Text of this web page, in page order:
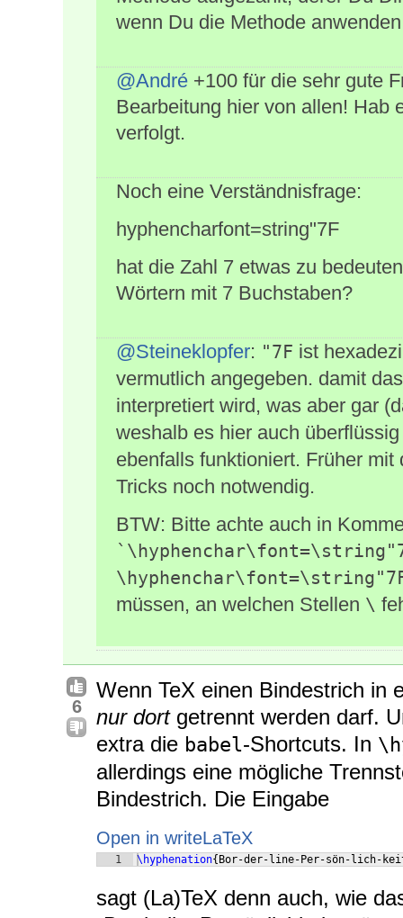
wenn Du die Methode
@André +100 für die sehr gute
Bearbeitung hier von allen! Hab
verfolgt.
Noch eine Verständnisfrage:
hyphencharfont=string"7F
hat die Zahl 7 etwas zu
Wörtern mit 7 Buchstaben?
@Steineklopfer: "7F ist
vermutlich angegeben. damit
interpretiert wird, was aber gar
weshalb es hier auch
ebenfalls funktioniert. Früher
Tricks noch notwendig.
BTW: Bitte achte auch in
müssen, an welchen Stellen \
6
Wenn TeX einen Bindestrich in
nur dortgetrennt werden darf.
extra die babel-Shortcuts. In
allerdings eine mögliche
Bindestrich. Die Eingabe
Open in writeLaTeX
1 \hyphenation{ Bor-der-line-Per-sön-lich-
sagt (La)TeX denn auch, wie